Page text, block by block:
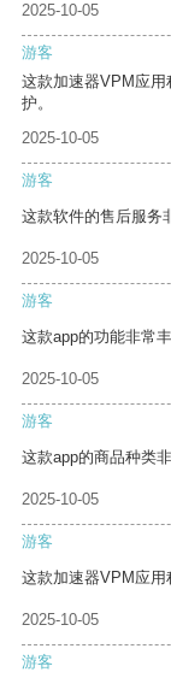
2025-10-05
游客
这款加速器VPM应
护。
2025-10-05
游客
这款软件的售后服务
2025-10-05
游客
这款app的功能非常
2025-10-05
游客
这款app的商品种类
2025-10-05
游客
这款加速器VPM应用
2025-10-05
游客